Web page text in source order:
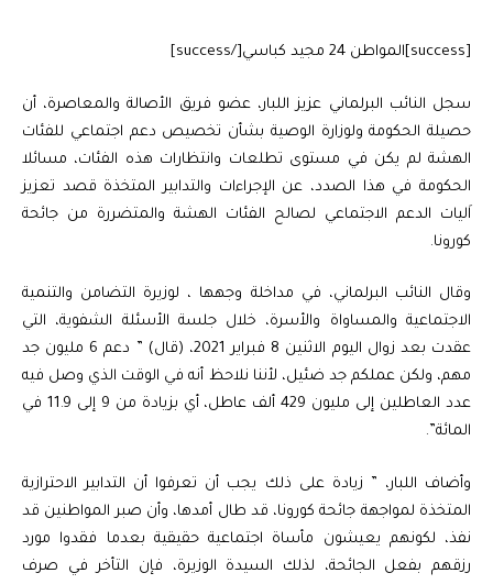
[success]المواطن 24 مجيد كباسي[/success]
سجل النائب البرلماني عزيز اللبار، عضو فريق الأصالة والمعاصرة، أن
حصيلة الحكومة ولوزارة الوصية بشأن تخصيص دعم اجتماعي للفئات
الهشة لم يكن في مستوى تطلعات وانتظارات هذه الفئات، مسائلا
الحكومة في هذا الصدد، عن الإجراءات والتدابير المتخذة قصد تعزيز
اَليات الدعم الاجتماعي لصالح الفئات الهشة والمتضررة من جائحة
كورونا.
وقال النائب البرلماني، في مداخلة وجهها ، لوزيرة التضامن والتنمية
الاجتماعية والمساواة والأسرة، خلال جلسة الأسئلة الشفوية، التي
عقدت بعد زوال اليوم الاثنين 8 فبراير 2021، (قال) ” دعم 6 مليون جد
مهم، ولكن عملكم جد ضئيل، لأننا نلاحظ أنه في الوقت الذي وصل فيه
عدد العاطلين إلى مليون 429 ألف عاطل، أي بزيادة من 9 إلى 11.9 في
المائة”.
وأضاف اللبار، ” زيادة على ذلك يجب أن تعرفوا أن التدابير الاحترازية
المتخذة لمواجهة جائحة كورونا، قد طال أمدها، وأن صبر المواطنين قد
نفذ، لكونهم يعيشون مأساة اجتماعية حقيقية بعدما فقدوا مورد
رزقهم بفعل الجائحة، لذلك السيدة الوزيرة، فإن التأخر في صرف